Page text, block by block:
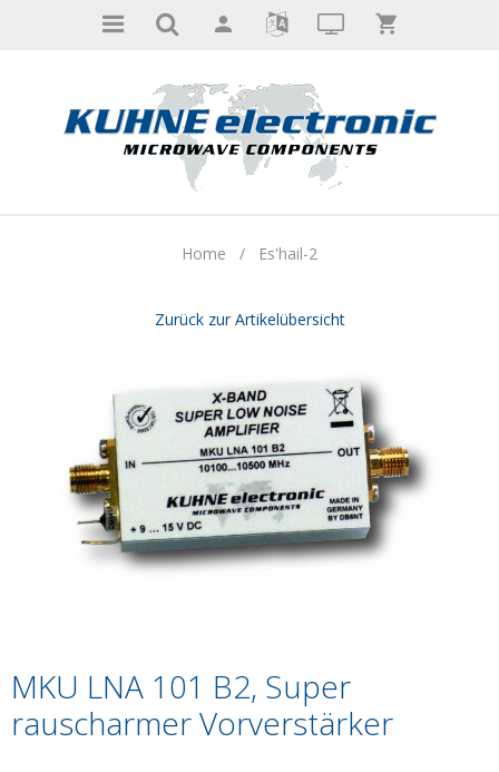
Home / Es'hail-2
Zurück zur Artikelübersicht
MKU LNA 101 B2, Super
rauscharmer Vorverstärker